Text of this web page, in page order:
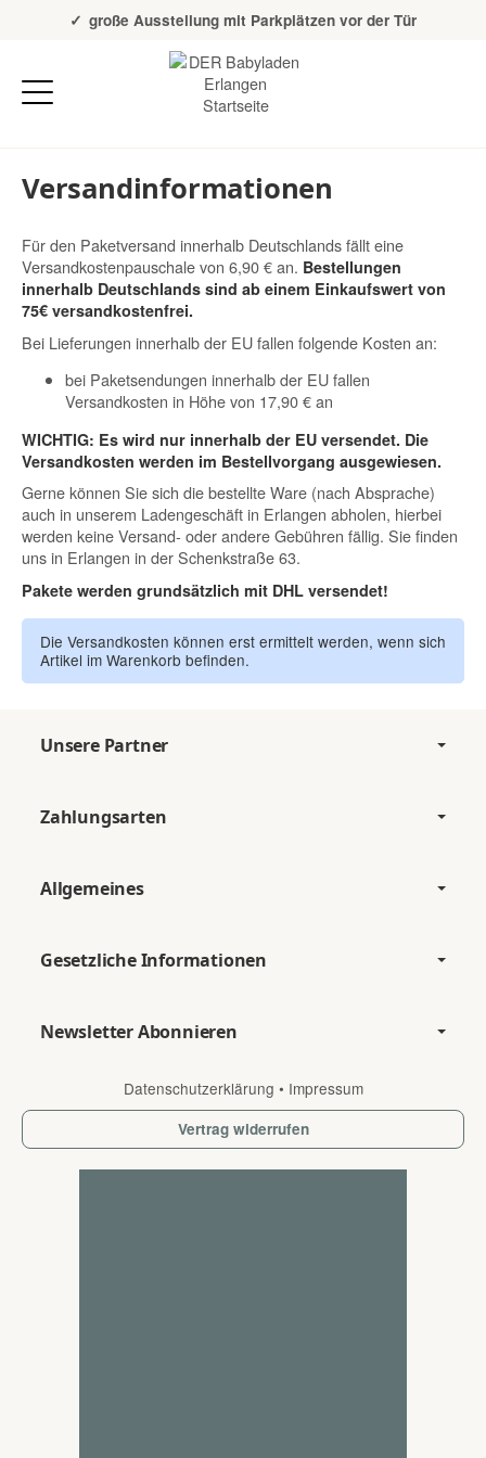
Über 20 Jahre Erfahrung
große Ausstellung mit Parkplätzen vor der Tür
Versandinformationen
Für den Paketversand innerhalb Deutschlands fällt eine
Versandkostenpauschale von 6,90 € an. Bestellungen
innerhalb Deutschlands sind ab einem Einkaufswert von
75€ versandkostenfrei.
Bei Lieferungen innerhalb der EU fallen folgende Kosten an:
bei Paketsendungen innerhalb der EU fallen
Versandkosten in Höhe von 17,90 € an
WICHTIG: Es wird nur innerhalb der EU versendet. Die
Versandkosten werden im Bestellvorgang ausgewiesen.
Gerne können Sie sich die bestellte Ware (nach Absprache)
auch in unserem Ladengeschäft in Erlangen abholen, hierbei
werden keine Versand- oder andere Gebühren fällig. Sie finden
uns in Erlangen in der Schenkstraße 63.
Pakete werden grundsätzlich mit DHL versendet!
Die Versandkosten können erst ermittelt werden, wenn sich
Artikel im Warenkorb befinden.
Unsere Partner
Zahlungsarten
Allgemeines
Gesetzliche Informationen
Newsletter Abonnieren
Datenschutzerklärung • Impressum
Vertrag widerrufen